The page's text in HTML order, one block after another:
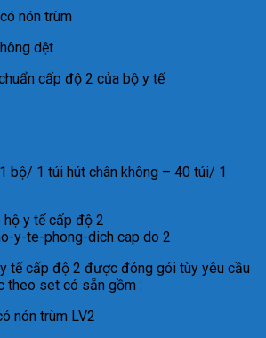
nón trùm
dệt
cấp độ 2 của bộ y tế
bộ/ 1 túi hút chân không – 40 túi/ 1
y-te-phong-dich cap do 2
tế cấp độ 2 được đóng gói tùy yêu cầu
theo set có sẵn gồm :
nón trùm LV2